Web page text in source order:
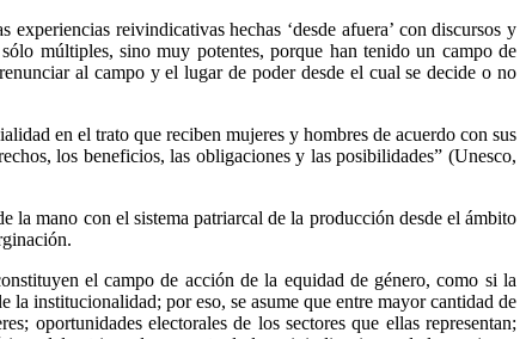
reivindicativas hechas ‘desde afuera’ con discursos y
múltiples, sino muy potentes, porque han tenido un campo de
al campo y el lugar de poder desde el cual se decide o no
en el trato que reciben mujeres y hombres de acuerdo con sus
los beneficios, las obligaciones y las posibilidades” (Unesco,
la mano con el sistema patriarcal de la producción desde el ámbito
el campo de acción de la equidad de género, como si la
institucionalidad; por eso, se asume que entre mayor cantidad de
oportunidades electorales de los sectores que ellas representan;